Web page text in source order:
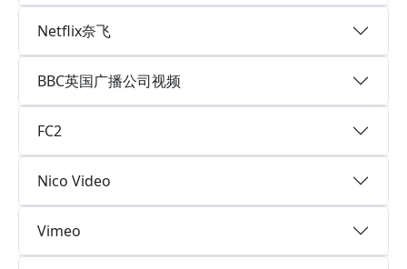
Netflix奈飞
BBC英国广播公司视频
FC2
Nico Video
Vimeo